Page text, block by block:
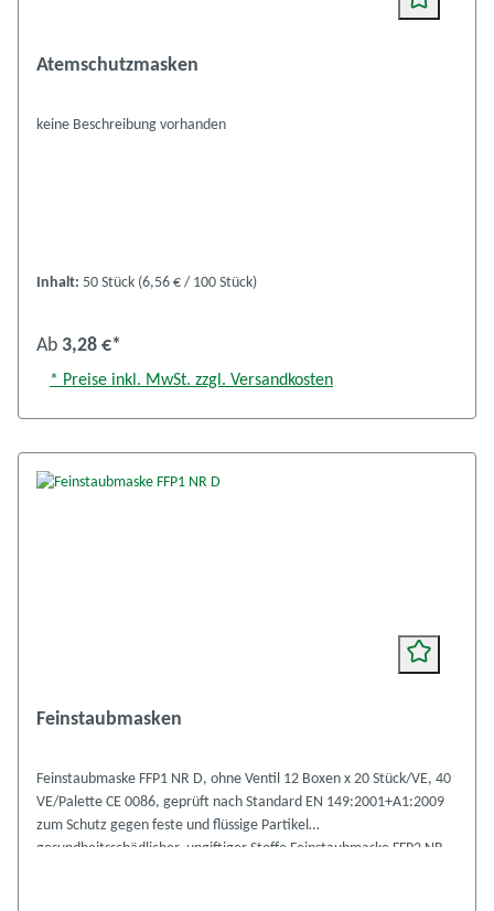
Atemschutzmasken
keine Beschreibung vorhanden
Inhalt: 50 Stück (6,56 € / 100 Stück)
Ab 3,28 €*
* Preise inkl. MwSt. zzgl. Versandkosten
Feinstaubmasken
Feinstaubmaske FFP1 NR D, ohne Ventil 12 Boxen x 20 Stück/VE, 40
VE/Palette CE 0086, geprüft nach Standard EN 149:2001+A1:2009
zum Schutz gegen feste und flüssige Partikel
gesundheitsschädlicher, ungiftiger Stoffe Feinstaubmaske FFP2 NR